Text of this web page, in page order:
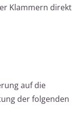
Klammern direkt
auf die
der folgenden